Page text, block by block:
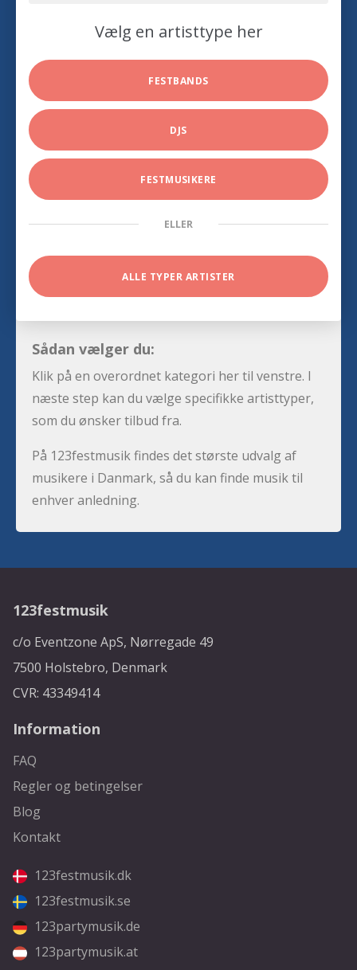
Vælg en artisttype her
FESTBANDS
DJS
FESTMUSIKERE
ELLER
ALLE TYPER ARTISTER
Sådan vælger du:
Klik på en overordnet kategori her til venstre. I
næste step kan du vælge specifikke artisttyper,
som du ønsker tilbud fra.
På 123festmusik findes det største udvalg af
musikere i Danmark, så du kan finde musik til
enhver anledning.
123festmusik
c/o Eventzone ApS, Nørregade 49
7500 Holstebro, Denmark
CVR: 43349414
Information
FAQ
Regler og betingelser
Blog
Kontakt
123festmusik.dk
123festmusik.se
123partymusik.de
123partymusik.at